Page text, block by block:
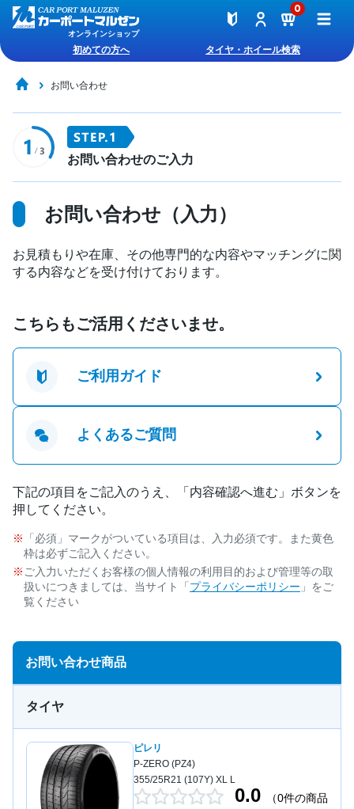
オンラインショップ
0
初めての方へ タイヤ・ホイール検索
お問い合わせ
お問い合わせのご入力
お問い合わせ（入力）
お見積もりや在庫、その他専門的な内容やマッチングに関
する内容などを受け付けております。
こちらもご活用くださいませ。
ご利用ガイド
よくあるご質問
下記の項目をご記入のうえ、「内容確認へ進む」ボタンを
押してください。
「必須」マークがついている項目は、入力必須です。また黄色
枠は必ずご記入ください。
ご入力いただくお客様の個人情報の利用目的および管理等の取
扱いにつきましては、当サイト「 プライバシーポリシー 」をご
覧ください
お問い合わせ商品
タイヤ
ピレリ
P-ZERO (PZ4)
355/25R21 (107Y) XL L
0.0
（0件の商品